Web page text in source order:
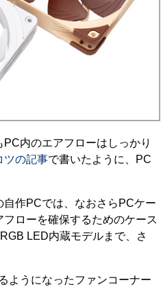
内のエアフローはしっかり
ツの記事で書いたように、PC
作PCでは、なおさらPCケー
ローを確保するためのケース
LED内蔵モデルまで、さ
ようになったファンコーナー